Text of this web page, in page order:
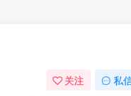
关注 私